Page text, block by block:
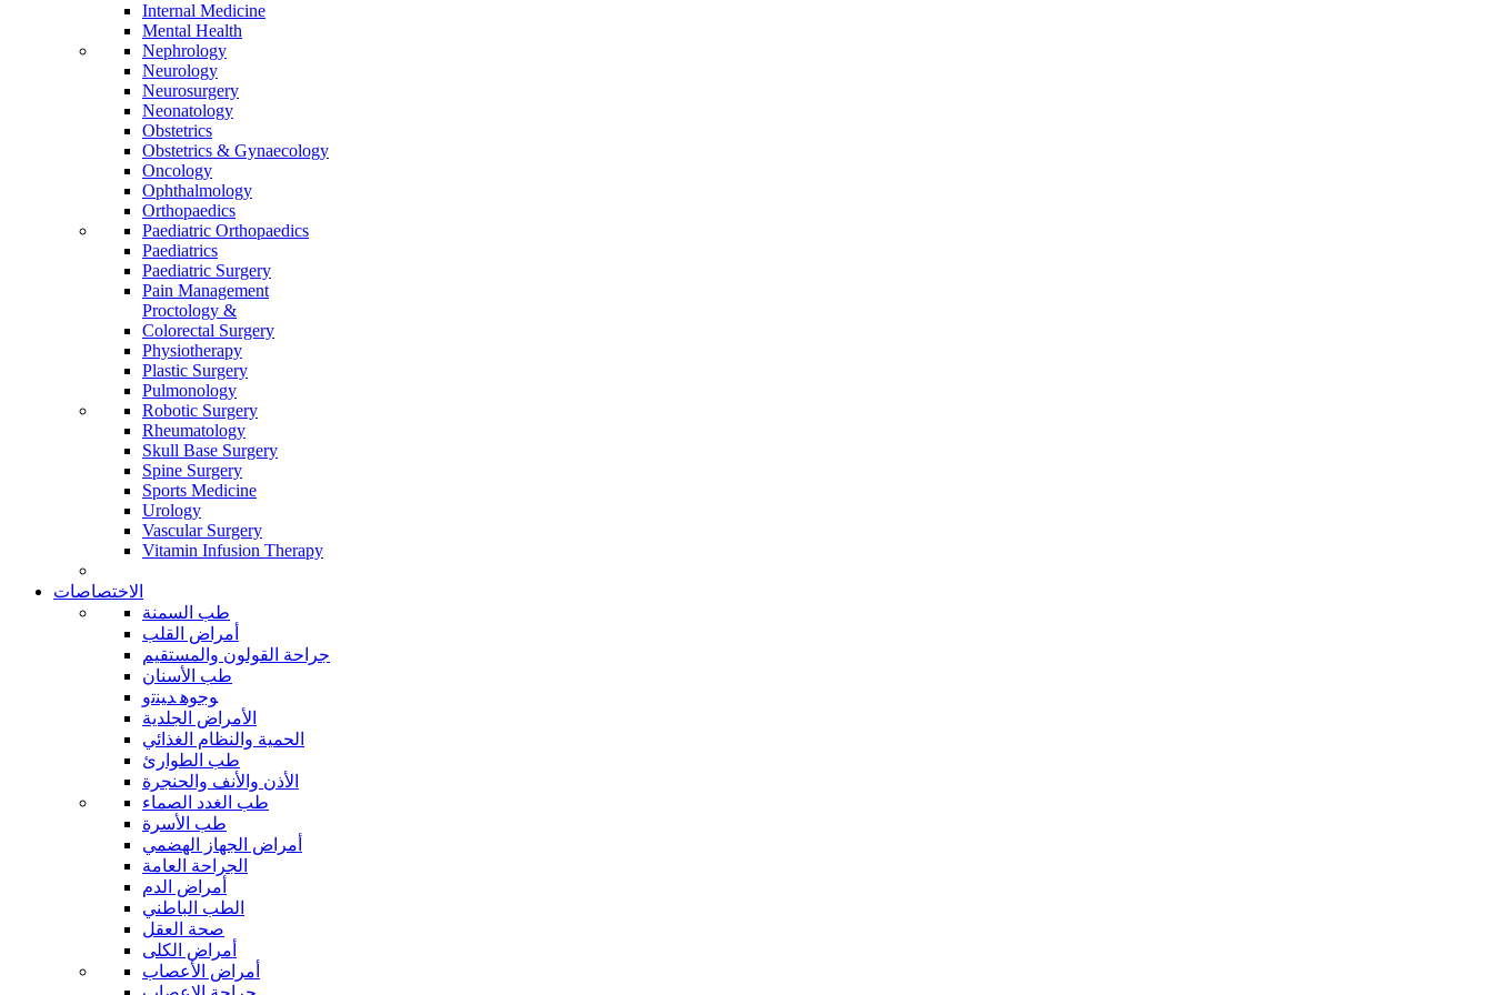
Internal Medicine
Mental Health
Nephrology
Neurology
Neurosurgery
Neonatology
Obstetrics
Obstetrics & Gynaecology
Oncology
Ophthalmology
Orthopaedics
Paediatric Orthopaedics
Paediatrics
Paediatric Surgery
Pain Management
Proctology &
Colorectal Surgery
Physiotherapy
Plastic Surgery
Pulmonology
Robotic Surgery
Rheumatology
Skull Base Surgery
Spine Surgery
Sports Medicine
Urology
Vascular Surgery
Vitamin Infusion Therapy
الاختصاصات
طب السمنة
أمراض القلب
جراحة القولون والمستقيم
طب الأسنان
ﻮﺟﻮﻫ ﺪﻴﻨﺗﻭ
الأمراض الجلدية
الحمية والنظام الغذائي
طب الطوارئ
الأذن والأنف والحنجرة
طب الغدد الصماء
طب الأسرة
أمراض الجهاز الهضمي
الجراحة العامة
أمراض الدم
الطب الباطني
صحة العقل
أمراض الكلى
أمراض الأعصاب